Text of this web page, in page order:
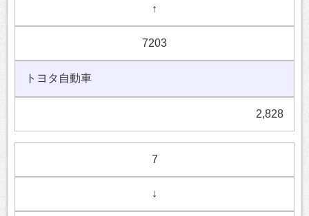
↑
7203
トヨタ自動車
2,828
7
↓